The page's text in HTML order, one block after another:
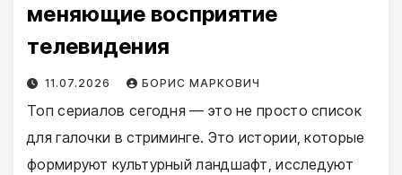
меняющие восприятие
телевидения
11.07.2026 БОРИС МАРКОВИЧ
Топ сериалов сегодня — это не просто список
для галочки в стриминге. Это истории, которые
формируют культурный ландшафт, исследуют